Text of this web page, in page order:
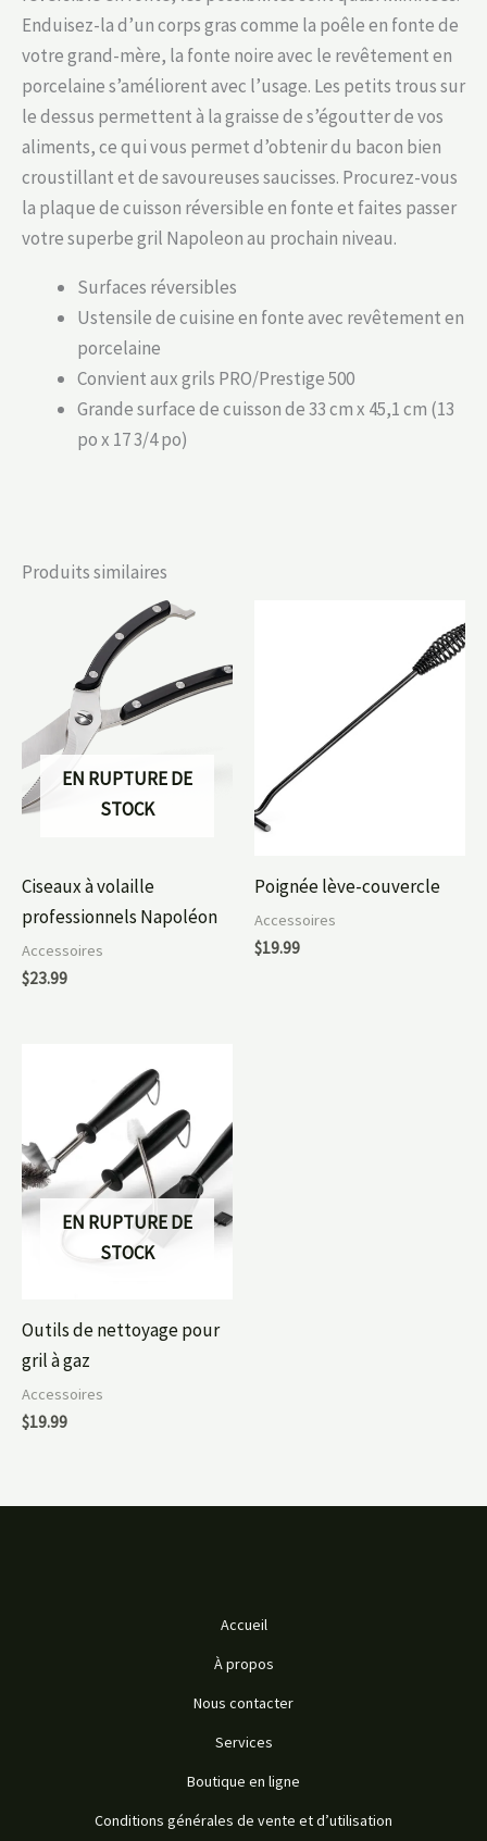
Enduisez-la d’un corps gras comme la poêle en fonte de
votre grand-mère, la fonte noire avec le revêtement en
porcelaine s’améliorent avec l’usage. Les petits trous sur
le dessus permettent à la graisse de s’égoutter de vos
aliments, ce qui vous permet d’obtenir du bacon bien
croustillant et de savoureuses saucisses. Procurez-vous
la plaque de cuisson réversible en fonte et faites passer
votre superbe gril Napoleon au prochain niveau.
Surfaces réversibles
Ustensile de cuisine en fonte avec revêtement en
porcelaine
Convient aux grils PRO/Prestige 500
Grande surface de cuisson de 33 cm x 45,1 cm (13
po x 17 3/4 po)
Produits similaires
EN RUPTURE DE
STOCK
Ciseaux à volaille
professionnels Napoléon
Accessoires
$23.99
Poignée lève-couvercle
Accessoires
$19.99
EN RUPTURE DE
STOCK
Outils de nettoyage pour
gril à gaz
Accessoires
$19.99
Accueil
À propos
Nous contacter
Services
Boutique en ligne
Conditions générales de vente et d’utilisation